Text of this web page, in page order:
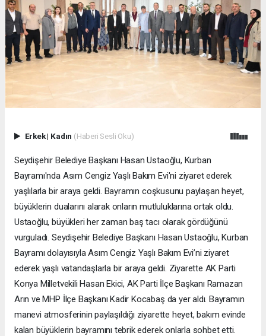
Erkek| Kadın (Haberi Sesli Oku)
Seydişehir Belediye Başkanı Hasan Ustaoğlu, Kurban
Bayramı'nda Asım Cengiz Yaşlı Bakım Evi'ni ziyaret ederek
yaşlılarla bir araya geldi. Bayramın coşkusunu paylaşan heyet,
büyüklerin dualarını alarak onların mutluluklarına ortak oldu.
Ustaoğlu, büyükleri her zaman baş tacı olarak gördüğünü
vurguladı. Seydişehir Belediye Başkanı Hasan Ustaoğlu, Kurban
Bayramı dolayısıyla Asım Cengiz Yaşlı Bakım Evi’ni ziyaret
ederek yaşlı vatandaşlarla bir araya geldi. Ziyarette AK Parti
Konya Milletvekili Hasan Ekici, AK Parti İlçe Başkanı Ramazan
Arın ve MHP İlçe Başkanı Kadir Kocabaş da yer aldı. Bayramın
manevi atmosferinin paylaşıldığı ziyarette heyet, bakım evinde
kalan büyüklerin bayramını tebrik ederek onlarla sohbet etti.